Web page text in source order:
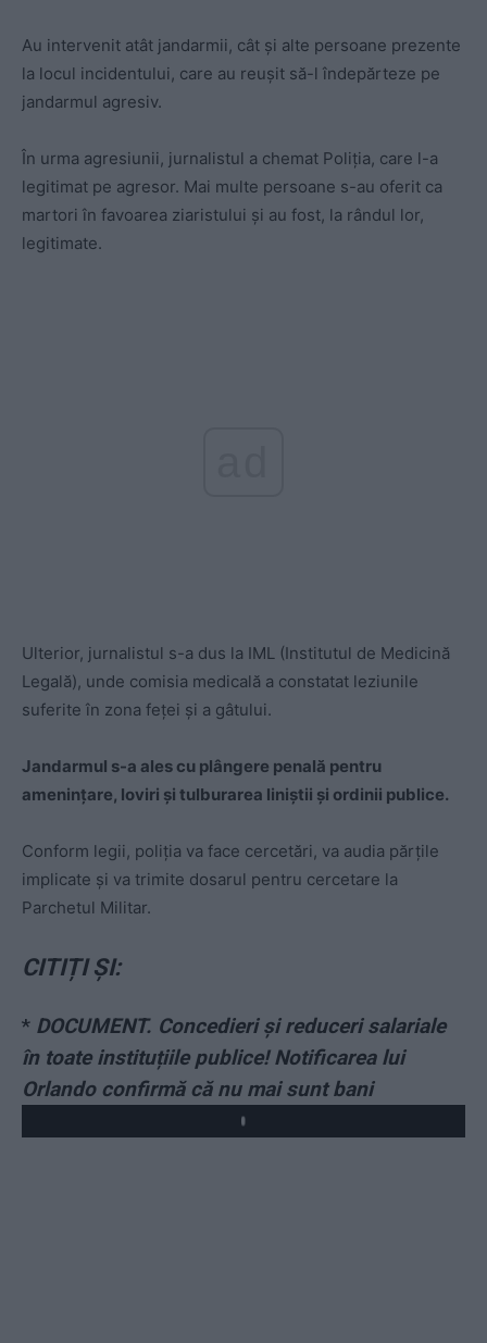
Au intervenit atât jandarmii, cât şi alte persoane prezente
la locul incidentului, care au reuşit să-l îndepărteze pe
jandarmul agresiv.
În urma agresiunii, jurnalistul a chemat Poliția, care l-a
legitimat pe agresor. Mai multe persoane s-au oferit ca
martori în favoarea ziaristului şi au fost, la rândul lor,
legitimate.
Ulterior, jurnalistul s-a dus la IML (Institutul de Medicină
Legală), unde comisia medicală a constatat leziunile
suferite în zona feței şi a gâtului.
Jandarmul s-a ales cu plângere penală pentru
amenințare, loviri şi tulburarea liniştii şi ordinii publice.
Conform legii, poliția va face cercetări, va audia părțile
implicate şi va trimite dosarul pentru cercetare la
Parchetul Militar.
CITIȚI ȘI:
* DOCUMENT. Concedieri și reduceri salariale
în toate instituțiile publice! Notificarea lui
Orlando confirmă că nu mai sunt bani
Play